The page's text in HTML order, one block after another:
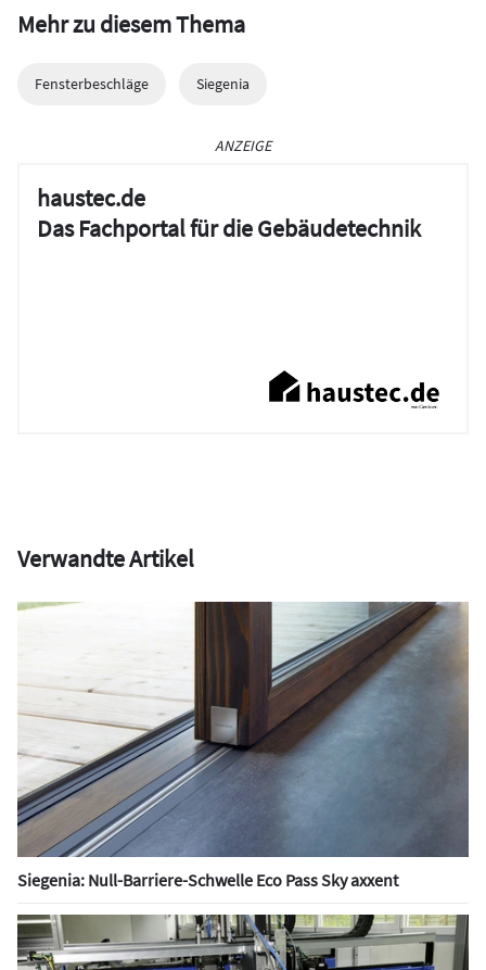
Mehr zu diesem Thema
Fensterbeschläge Siegenia
ANZEIGE
haustec.de
Das Fachportal für die Gebäudetechnik
Verwandte Artikel
Siegenia: Null-Barriere-Schwelle Eco Pass Sky axxent